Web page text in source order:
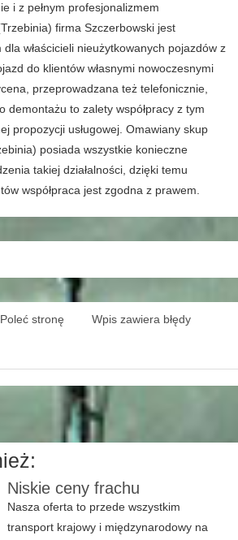
i z pełnym profesjonalizmem
firma Szczerbowski jest
właścicieli nieużytkowanych pojazdów z
do klientów własnymi nowoczesnymi
przeprowadzana też telefonicznie,
demontażu to zalety współpracy z tym
propozycji usługowej. Omawiany skup
posiada wszystkie konieczne
takiej działalności, dzięki temu
współpraca jest zgodna z prawem.
Poleć stronę Wpis zawiera błędy
Niskie ceny frachu
Nasza oferta to przede wszystkim
transport krajowy i międzynarodowy na